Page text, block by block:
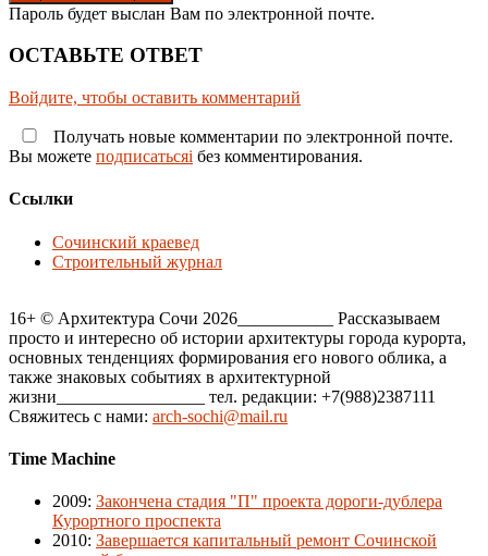
Пароль будет выслан Вам по электронной почте.
ОСТАВЬТЕ ОТВЕТ
Войдите, чтобы оставить комментарий
Получать новые комментарии по электронной почте.
Вы можете подписатьсяi без комментирования.
Ссылки
Сочинский краевед
Строительный журнал
16+ © Архитектура Сочи 2026___________ Рассказываем
просто и интересно об истории архитектуры города курорта,
основных тенденциях формирования его нового облика, а
также знаковых событиях в архитектурной
жизни_________________ тел. редакции: +7(988)2387111
Свяжитесь с нами: arch-sochi@mail.ru
Time Machine
2009: Закончена стадия "П" проекта дороги-дублера
Курортного проспекта
2010: Завершается капитальный ремонт Сочинской